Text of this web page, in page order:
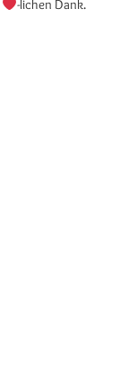
-lichen Dank.